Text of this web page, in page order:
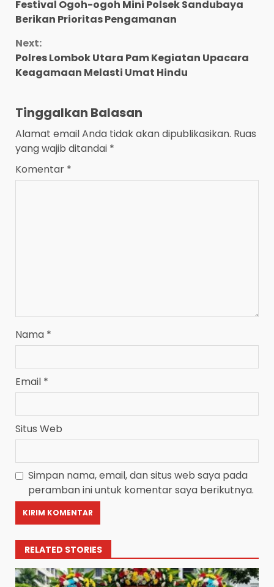
Reading
Festival Ogoh-ogoh Mini Polsek Sandubaya
Berikan Prioritas Pengamanan
Next:
Polres Lombok Utara Pam Kegiatan Upacara
Keagamaan Melasti Umat Hindu
Tinggalkan Balasan
Alamat email Anda tidak akan dipublikasikan. Ruas
yang wajib ditandai *
Komentar *
Nama *
Email *
Situs Web
Simpan nama, email, dan situs web saya pada
peramban ini untuk komentar saya berikutnya.
RELATED STORIES